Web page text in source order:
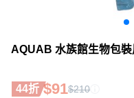
AQUAB 水族館生物包裝
44折 $91$210